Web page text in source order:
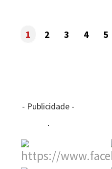
1 2 3 4 5
- Publicidade -